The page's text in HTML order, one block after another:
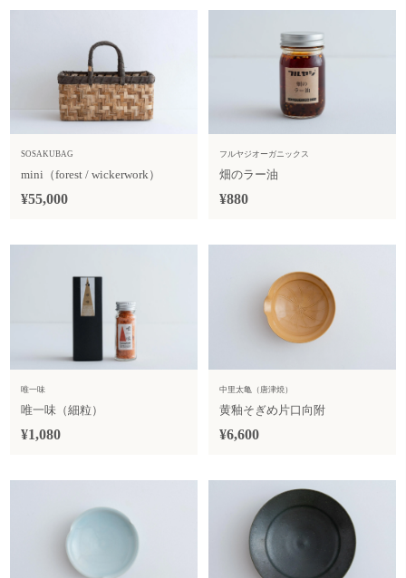
SOSAKUBAG
mini（forest / wickerwork）
¥55,000
フルヤジオーガニックス
畑のラー油
¥880
唯一味
唯一味（細粒）
¥1,080
中里太亀（唐津焼）
黄釉そぎめ片口向附
¥6,600